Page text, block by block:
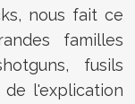
nous fait ce
familles
fusils
l'explication